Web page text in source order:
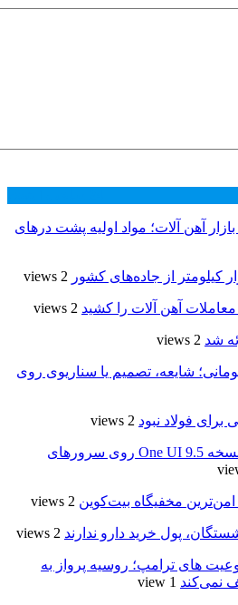
آهن آلات؛ مواد اولیه پشت درهای
2 views
آهن ‌آلات را کشید 2 views
شد 2 views
هزار تومانی؛ شایعه، تصمیم یا سناریوی روی
2 views
مشاهده اولین نسخه One UI 9.5 روی سرورهای
مخفیگاه بیت‌کوین 2 views
پول خرید دارو ندارند 2 views
های ترامپ؛ روسیه پرواز به
نمی‌کند 1 view